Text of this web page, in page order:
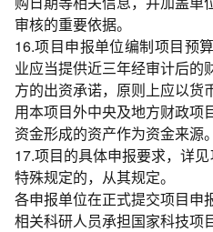
审核的重要依据。
16.项目申报单位编制项目预
业应当提供近三年经审计后的
方的出资承诺，原则上应以货
用本项目外中央及地方财政项
资金形成的资产作为资金来源。
17.项目的具体申报要求，详
特殊规定的，从其规定。
各申报单位在正式提交项目申
相关科研人员承担国家科技项